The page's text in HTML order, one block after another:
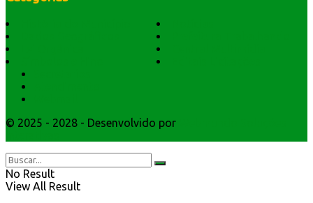
© 2025 - 2028 - Desenvolvido por
No Result
View All Result